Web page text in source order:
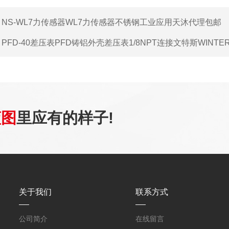
NS-WL7力传感器WL7力传感器不锈钢工业应用天沐代理包邮
PFD-40差压表PFD铸铝外壳差压表1/8NPT连接文特斯
里应有的样子!
关于我们
公司简介
联系方式
在线留言